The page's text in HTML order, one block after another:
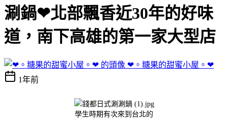
涮鍋❤北部飄香近30年的好味
道，南下高雄的第一家大型店
❤︎。糖果的甜蜜小屋。❤︎
1年前
學生時期有次來到台北的